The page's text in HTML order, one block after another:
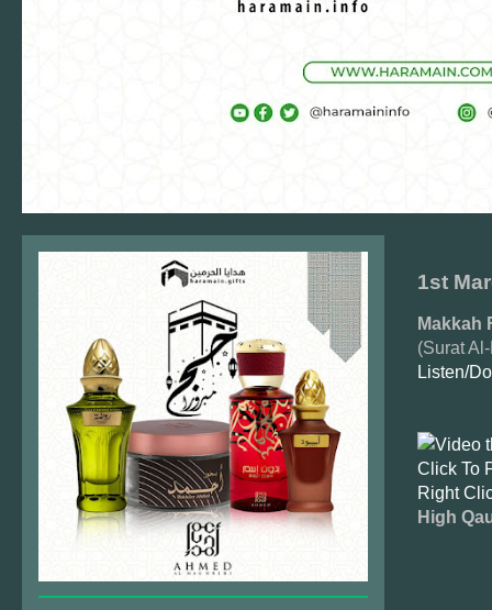
1st
Makkah
(Surat
Listen/
Click To
Right
High